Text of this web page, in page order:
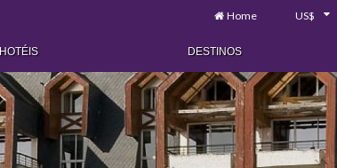
Home US$
HOTÉIS DESTINOS